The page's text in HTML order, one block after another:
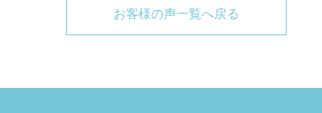
お客様の声一覧へ戻る